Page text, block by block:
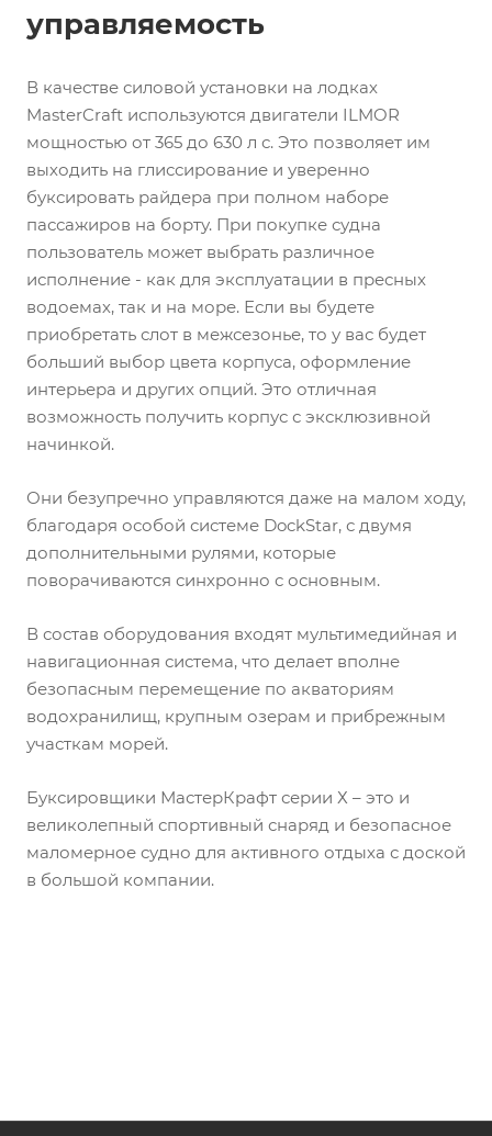
управляемость
В качестве силовой установки на лодках
MasterCraft используются двигатели ILMOR
мощностью от 365 до 630 л с. Это позволяет им
выходить на глиссирование и уверенно
буксировать райдера при полном наборе
пассажиров на борту. При покупке судна
пользователь может выбрать различное
исполнение - как для эксплуатации в пресных
водоемах, так и на море. Если вы будете
приобретать слот в межсезонье, то у вас будет
больший выбор цвета корпуса, оформление
интерьера и других опций. Это отличная
возможность получить корпус с эксклюзивной
начинкой.
Они безупречно управляются даже на малом ходу,
благодаря особой системе DockStar, с двумя
дополнительными рулями, которые
поворачиваются синхронно с основным.
В состав оборудования входят мультимедийная и
навигационная система, что делает вполне
безопасным перемещение по акваториям
водохранилищ, крупным озерам и прибрежным
участкам морей.
Буксировщики МастерКрафт серии Х – это и
великолепный спортивный снаряд и безопасное
маломерное судно для активного отдыха с доской
в большой компании.